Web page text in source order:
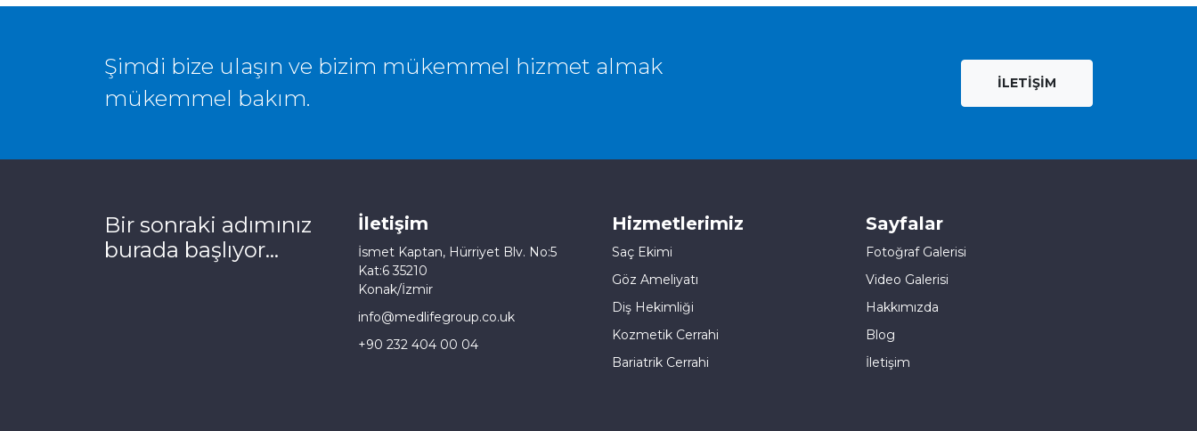
Şimdi bize ulaşın ve bizim mükemmel hizmet almak
mükemmel bakım.
İLETİŞİM
Bir sonraki adımınız
burada başlıyor...
İletişim
İsmet Kaptan, Hürriyet Blv. No:5
Kat:6 35210
Konak/İzmir
info@medlifegroup.co.uk
+90 232 404 00 04
Hizmetlerimiz
Saç Ekimi
Göz Ameliyatı
Diş Hekimliği
Kozmetik Cerrahi
Bariatrik Cerrahi
Sayfalar
Fotoğraf Galerisi
Video Galerisi
Hakkımızda
Blog
İletişim